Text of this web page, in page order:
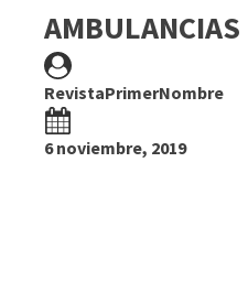
AMBULANCIAS
RevistaPrimerNombre
6 noviembre, 2019